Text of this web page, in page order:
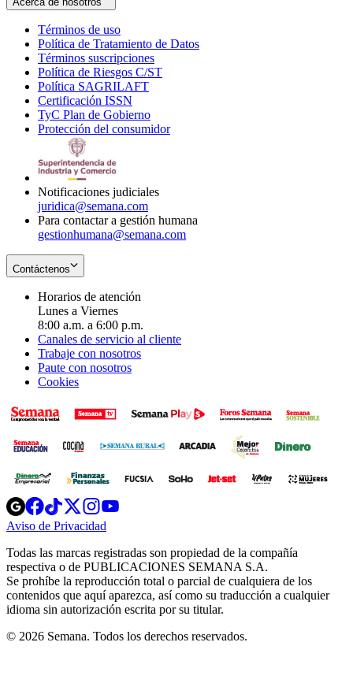
Términos de uso
in
new
window
Política de Tratamiento de Datos
Términos suscripciones
in
Política de Riesgos C/ST
Política SAGRILAFT
new
window
Certificación ISSN
in
new
TyC Plan de Gobierno
in
Protección del consumidorOpens
Notificaciones judiciales
juridica@semana.com
Para contactar a gestión humana
gestionhumana@semana.com
Contáctenos
Horarios de atención
Lunes a Viernes
8:00 a.m. a 6:00 p.m.
Canales de servicio al cliente
Trabaje con nosotros
Paute con nosotros
Cookies
Opens
in
new
Opens
in
new
Opens
in
new
window
Opens
new
windowwindow
Aviso de Privacidad
new
window
Todas las marcas registradas son propiedad de la compañía
respectiva o de PUBLICACIONES SEMANA S.A.
Se prohíbe la reproducción total o parcial de cualquiera de los
contenidos que aquí aparezca, así como su traducción a cualquier
idioma sin autorización escrita por su titular.
© 2026 Semana. Todos los derechos reservados.